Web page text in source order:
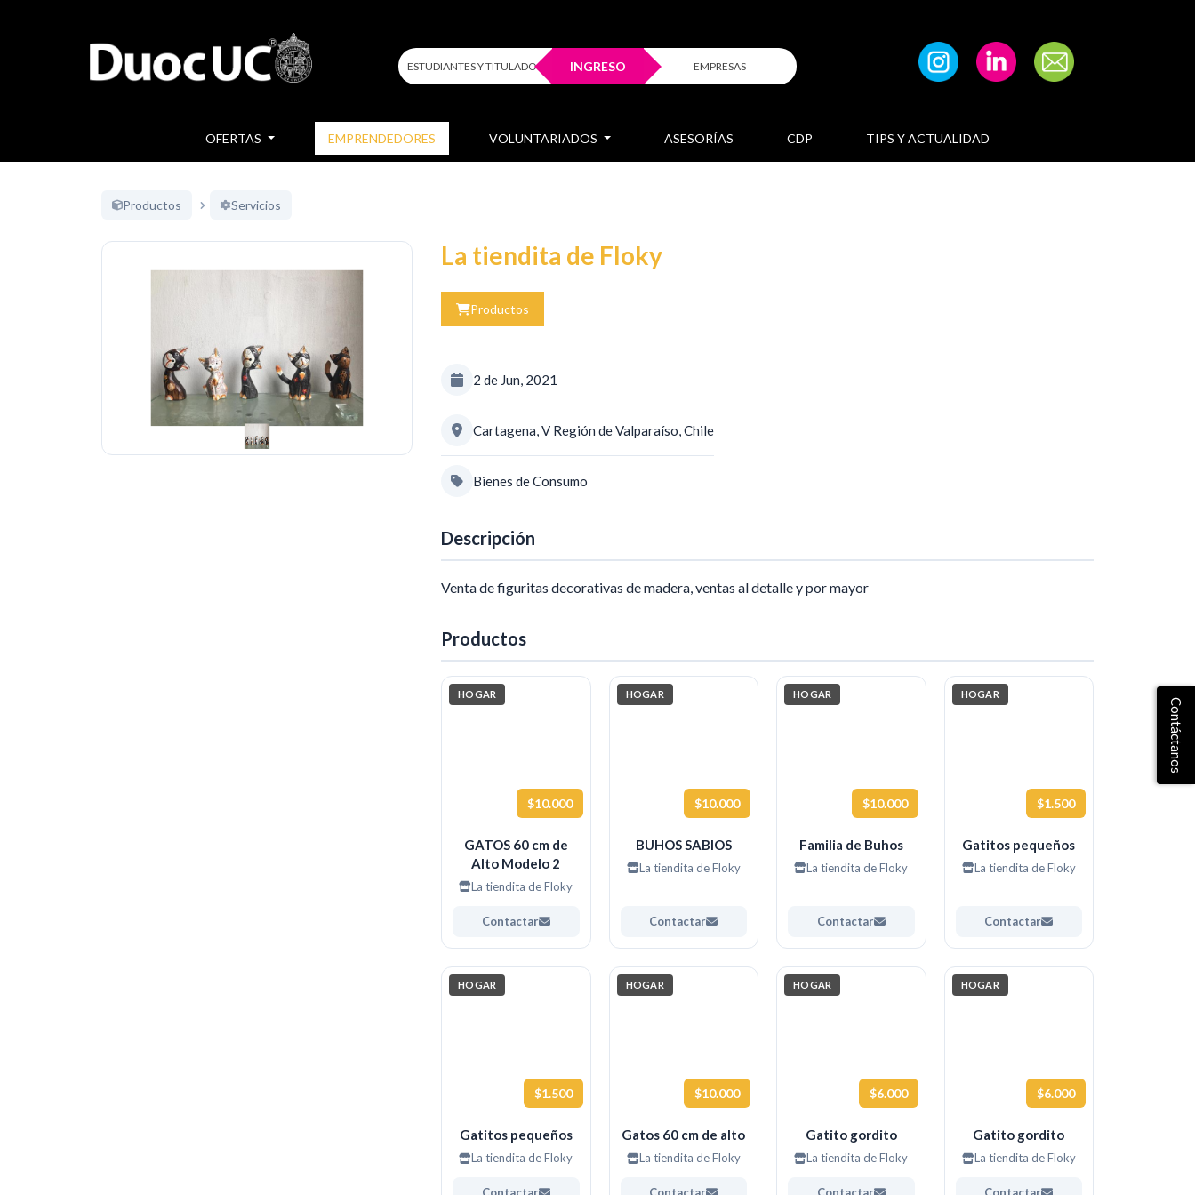
ESTUDIANTES Y TITULADOS INGRESO EMPRESAS
OFERTAS EMPRENDEDORES VOLUNTARIADOS ASESORÍAS CDP TIPS Y ACTUALIDAD
Productos Servicios
La tiendita de Floky
Productos
2 de Jun, 2021
Cartagena, V Región de Valparaíso, Chile
Bienes de Consumo
Descripción
Venta de figuritas decorativas de madera, ventas al detalle y por mayor
Productos
HOGAR
$10.000
GATOS 60 cm de
Alto Modelo 2
La tiendita de Floky
Contactar
HOGAR
$10.000
BUHOS SABIOS
La tiendita de Floky
Contactar
HOGAR
$10.000
Familia de Buhos
La tiendita de Floky
Contactar
HOGAR
$1.500
Gatitos pequeños
La tiendita de Floky
Contactar
HOGAR
$1.500
Gatitos pequeños
La tiendita de Floky
HOGAR
$10.000
Gatos 60 cm de alto
La tiendita de Floky
HOGAR
$6.000
Gatito gordito
La tiendita de Floky
HOGAR
$6.000
Gatito gordito
La tiendita de Floky
Contáctanos